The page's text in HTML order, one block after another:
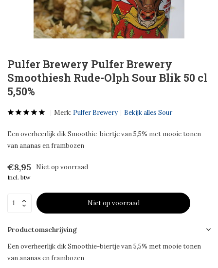
Pulfer Brewery Pulfer Brewery
Smoothiesh Rude-Olph Sour Blik 50 cl
5,50%
Merk: Pulfer Brewery Bekijk alles Sour
Een overheerlijk dik Smoothie-biertje van 5,5% met mooie tonen
van ananas en frambozen
€8,95 Niet op voorraad
Incl. btw
Niet op voorraad
Productomschrijving
Een overheerlijk dik Smoothie-biertje van 5,5% met mooie tonen
van ananas en frambozen